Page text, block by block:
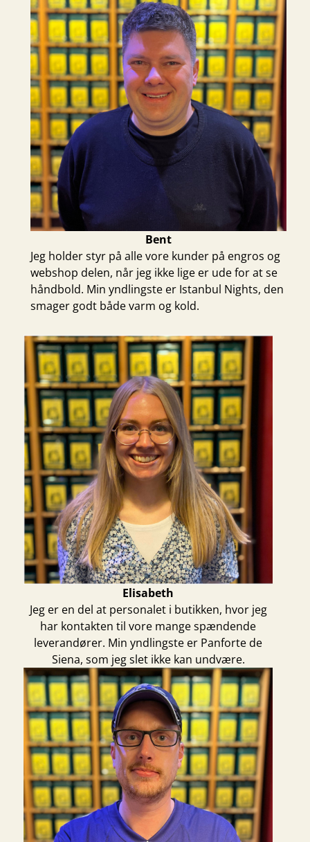
Bent
Jeg holder styr på alle vore kunder på engros og
webshop delen, når jeg ikke lige er ude for at se
håndbold. Min yndlingste er Istanbul Nights, den
smager godt både varm og kold.
Elisabeth
Jeg er en del at personalet i butikken, hvor jeg
har kontakten til vore mange spændende
leverandører. Min yndlingste er Panforte de
Siena, som jeg slet ikke kan undvære.